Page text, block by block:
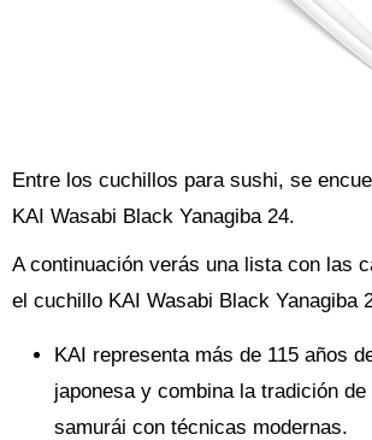
Entre los cuchillos para sushi, se
KAI Wasabi Black Yanagiba 24.
A continuación verás una lista con las
el cuchillo KAI Wasabi Black Yanagiba
KAI representa más de 115 años
japonesa y combina la tradición
samurái con técnicas modernas.